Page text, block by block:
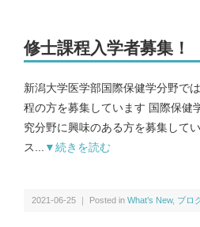
新潟県および新潟市のCOVID-19
インフルエンザ |
修士課程入学者募集！
新潟大学医学部国際保健学分野で
程の方を募集しています 国際保健
究分野に興味のある方を募集して
ス...
▼続きを読む
2021-06-25 ｜ Posted in What’s New, ブロ